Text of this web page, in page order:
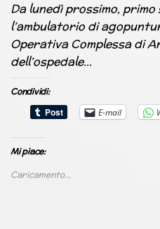
Da lunedì prossimo,
l’ambulatorio di
Operativa Complessa di
dell’ospedale…
Condividi:
E-mail
Mi piace:
Caricamento...